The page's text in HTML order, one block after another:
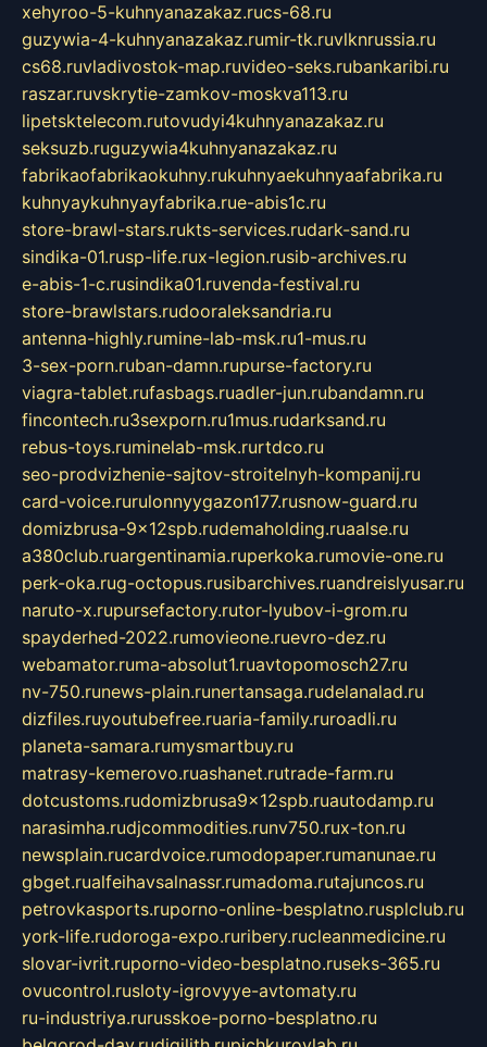
xehyroo-5-kuhnyanazakaz.rucs-68.ru
guzywia-4-kuhnyanazakaz.rumir-tk.ruvlknrussia.ru
cs68.ruvladivostok-map.ruvideo-seks.rubankaribi.ru
raszar.ruvskrytie-zamkov-moskva113.ru
lipetsktelecom.rutovudyi4kuhnyanazakaz.ru
seksuzb.ruguzywia4kuhnyanazakaz.ru
fabrikaofabrikaokuhny.rukuhnyaekuhnyaafabrika.ru
kuhnyaykuhnyayfabrika.rue-abis1c.ru
store-brawl-stars.rukts-services.rudark-sand.ru
sindika-01.rusp-life.rux-legion.rusib-archives.ru
e-abis-1-c.rusindika01.ruvenda-festival.ru
store-brawlstars.rudooraleksandria.ru
antenna-highly.rumine-lab-msk.ru1-mus.ru
3-sex-porn.ruban-damn.rupurse-factory.ru
viagra-tablet.rufasbags.ruadler-jun.rubandamn.ru
fincontech.ru3sexporn.ru1mus.rudarksand.ru
rebus-toys.ruminelab-msk.rurtdco.ru
seo-prodvizhenie-sajtov-stroitelnyh-kompanij.ru
card-voice.rurulonnyygazon177.rusnow-guard.ru
domizbrusa-9x12spb.rudemaholding.ruaalse.ru
a380club.ruargentinamia.ruperkoka.rumovie-one.ru
perk-oka.rug-octopus.rusibarchives.ruandreislyusar.ru
naruto-x.rupursefactory.rutor-lyubov-i-grom.ru
spayderhed-2022.rumovieone.ruevro-dez.ru
webamator.ruma-absolut1.ruavtopomosch27.ru
nv-750.runews-plain.runertansaga.rudelanalad.ru
dizfiles.ruyoutubefree.ruaria-family.ruroadli.ru
planeta-samara.rumysmartbuy.ru
matrasy-kemerovo.ruashanet.rutrade-farm.ru
dotcustoms.rudomizbrusa9x12spb.ruautodamp.ru
narasimha.rudjcommodities.runv750.rux-ton.ru
newsplain.rucardvoice.rumodopaper.rumanunae.ru
gbget.rualfeihavsalnassr.rumadoma.rutajuncos.ru
petrovkasports.ruporno-online-besplatno.rusplclub.ru
york-life.rudoroga-expo.ruribery.rucleanmedicine.ru
slovar-ivrit.ruporno-video-besplatno.ruseks-365.ru
ovucontrol.rusloty-igrovyye-avtomaty.ru
ru-industriya.rurusskoe-porno-besplatno.ru